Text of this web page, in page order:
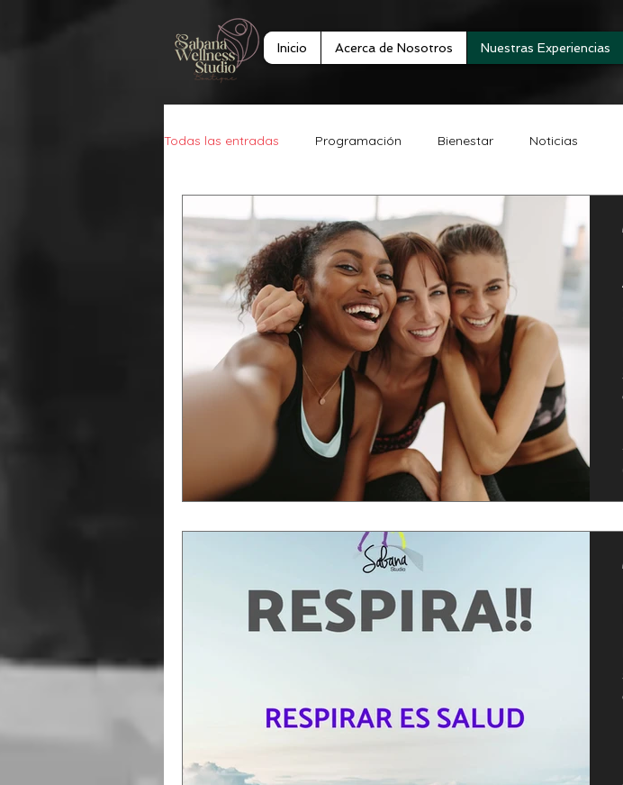
Inicio Acerca de Nosotros Nuestras Experiencias
Todas las entradas Programación Bienestar Noticias